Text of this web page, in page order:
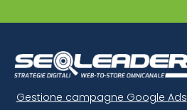
Gestione campagne Google Ads